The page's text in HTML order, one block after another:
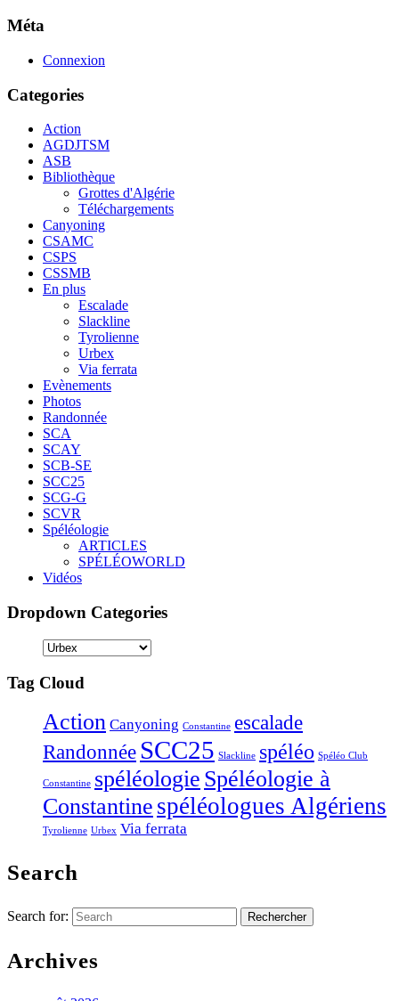
Méta
Connexion
Categories
Action
AGDJTSM
ASB
Bibliothèque
Grottes d'Algérie
Téléchargements
Canyoning
CSAMC
CSPS
CSSMB
En plus
Escalade
Slackline
Tyrolienne
Urbex
Via ferrata
Evènements
Photos
Randonnée
SCA
SCAY
SCB-SE
SCC25
SCG-G
SCVR
Spéléologie
ARTICLES
SPÉLÉOWORLD
Vidéos
Dropdown Categories
Tag Cloud
Action Canyoning Constantine escalade
Randonnée SCC25 Slackline spéléo Spéléo Club
Constantine spéléologie Spéléologie à
Constantine spéléologues Algériens
Tyrolienne Urbex Via ferrata
Search
Search for:
Archives